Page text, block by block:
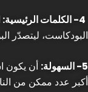
4- الكلمات الرئيسية:
البودكاست، ليتصدّر
5- السهولة:
أن يكون
أكبر عدد ممكن من